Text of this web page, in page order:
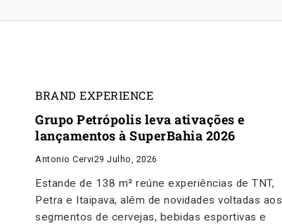
BRAND EXPERIENCE
Grupo Petrópolis leva ativações e
lançamentos à SuperBahia 2026
Antonio Cervi29 Julho, 2026
Estande de 138 m² reúne experiências de TNT,
Petra e Itaipava, além de novidades voltadas aos
segmentos de cervejas, bebidas esportivas e